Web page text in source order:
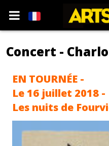
Concert -
EN TOURNÉE -
Le 16 juillet 2018 -
Les nuits de